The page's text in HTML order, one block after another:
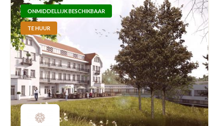
ONMIDDELLIJK BESCHIKBAAR
TE HUUR